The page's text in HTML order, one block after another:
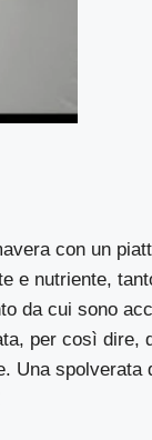
con un
e nutriente,
da cui sono
per così dire,
Una